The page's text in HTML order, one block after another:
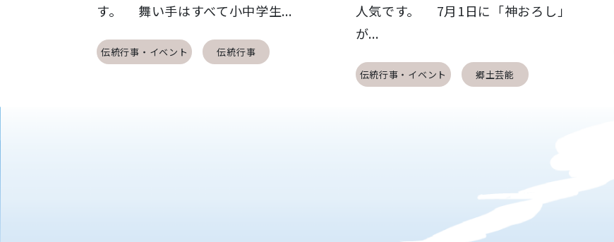
す。 舞い手はすべて小中学生...
伝統行事・イベント 伝統行事
人気です。 7月1日に「神おろし」
が...
伝統行事・イベント 郷土芸能